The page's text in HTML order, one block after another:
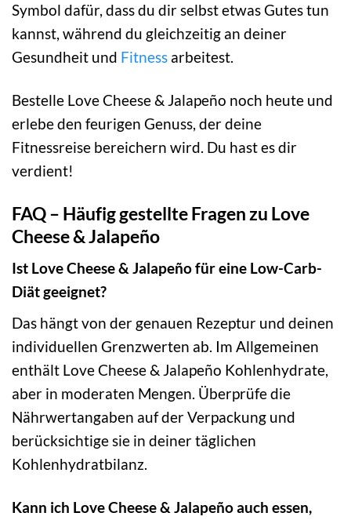
Symbol dafür, dass du dir selbst etwas Gutes tun
kannst, während du gleichzeitig an deiner
Gesundheit und Fitness arbeitest.
Bestelle Love Cheese & Jalapeño noch heute und
erlebe den feurigen Genuss, der deine
Fitnessreise bereichern wird. Du hast es dir
verdient!
FAQ – Häufig gestellte Fragen zu Love
Cheese & Jalapeño
Ist Love Cheese & Jalapeño für eine Low-Carb-
Diät geeignet?
Das hängt von der genauen Rezeptur und deinen
individuellen Grenzwerten ab. Im Allgemeinen
enthält Love Cheese & Jalapeño Kohlenhydrate,
aber in moderaten Mengen. Überprüfe die
Nährwertangaben auf der Verpackung und
berücksichtige sie in deiner täglichen
Kohlenhydratbilanz.
Kann ich Love Cheese & Jalapeño auch essen,